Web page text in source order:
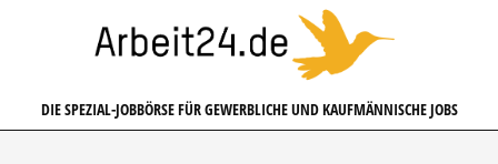
ARBEIT24.DE
DIE SPEZIAL-JOBBÖRSE FÜR GEWERBLICHE UND KAUFMÄNNISCHE JOBS